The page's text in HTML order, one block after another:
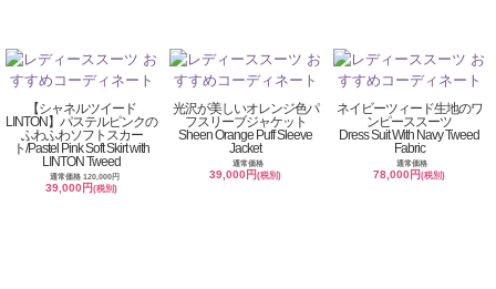
【シャネルツイード
LINTON】パステルピンクの
ふわふわソフトスカー
ト/Pastel Pink Soft Skirt with
LINTON Tweed
通常価格 120,000円
39,000円(税別)
光沢が美しいオレンジ色パ
フスリーブジャケット
Sheen Orange Puff Sleeve
Jacket
通常価格
39,000円(税別)
ネイビーツィード生地のワ
ンピーススーツ
Dress Suit With Navy Tweed
Fabric
通常価格
78,000円(税別)